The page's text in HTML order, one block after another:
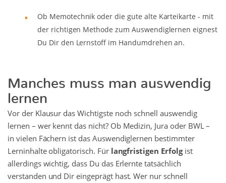
Ob Memotechnik oder die gute alte Karteikarte - mit
der richtigen Methode zum Auswendiglernen eignest
Du Dir den Lernstoff im Handumdrehen an.
Manches muss man auswendig
lernen
Vor der Klausur das Wichtigste noch schnell auswendig
lernen – wer kennt das nicht? Ob Medizin, Jura oder BWL –
in vielen Fächern ist das Auswendiglernen bestimmter
Lerninhalte obligatorisch. Für langfristigen Erfolgist
allerdings wichtig, dass Du das Erlernte tatsächlich
verstanden und Dir eingeprägt hast. Wer nur schnell